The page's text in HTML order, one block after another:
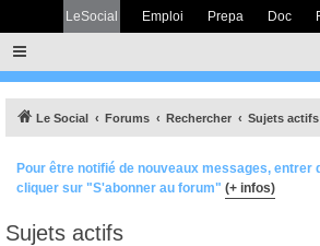
LeSocial Emploi Prepa Doc
Le Social Forums Rechercher Sujets actifs
Pour être notifié de nouveaux messages, entrer
cliquer sur "S'abonner au forum" (+ infos)
Sujets actifs